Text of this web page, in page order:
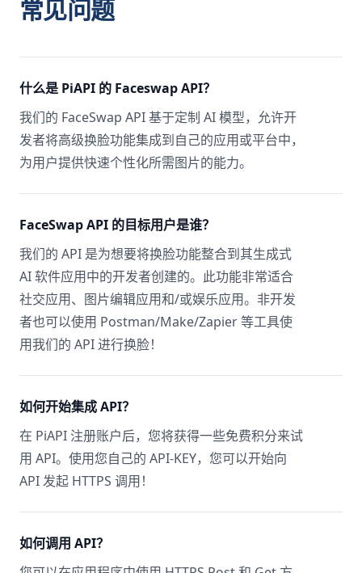
常见问题
什么是 PiAPI 的 Faceswap API？
我们的 FaceSwap API 基于定制 AI 模型，允许开
发者将高级换脸功能集成到自己的应用或平台中，
为用户提供快速个性化所需图片的能力。
FaceSwap API 的目标用户是谁？
我们的 API 是为想要将换脸功能整合到其生成式
AI 软件应用中的开发者创建的。此功能非常适合
社交应用、图片编辑应用和/或娱乐应用。非开发
者也可以使用 Postman/Make/Zapier 等工具使
用我们的 API 进行换脸！
如何开始集成 API？
在 PiAPI 注册账户后，您将获得一些免费积分来试
用 API。使用您自己的 API-KEY，您可以开始向
API 发起 HTTPS 调用！
如何调用 API？